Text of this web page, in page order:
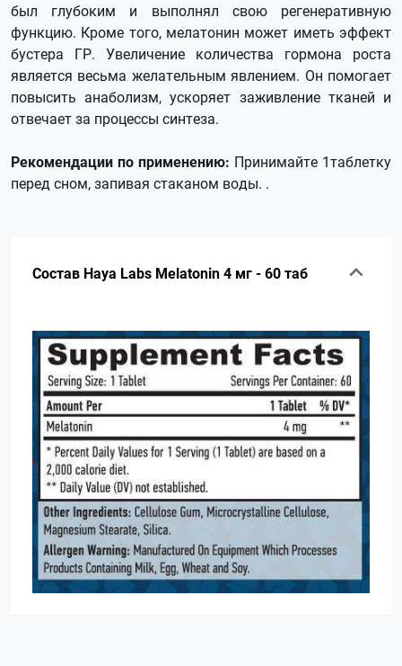
был глубоким и выполнял свою регенеративную
функцию. Кроме того, мелатонин может иметь эффект
бустера ГР. Увеличение количества гормона роста
является весьма желательным явлением. Он помогает
повысить анаболизм, ускоряет заживление тканей и
отвечает за процессы синтеза.
Рекомендации по применению: Принимайте 1таблетку
перед сном, запивая стаканом воды. .
Состав Haya Labs Melatonin 4 мг - 60 таб